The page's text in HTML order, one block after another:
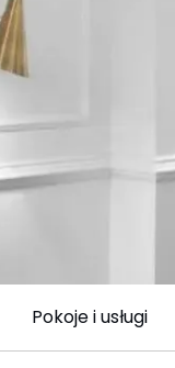
Pokoje i usługi